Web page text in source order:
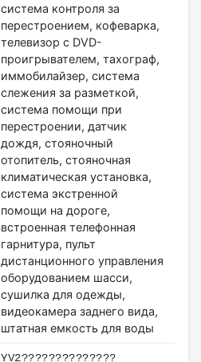
система контроля за
перестроением, кофеварка,
телевизор с DVD-
проигрывателем, тахограф,
иммобилайзер, система
слежения за разметкой,
система помощи при
перестроении, датчик
дождя, стояночный
отопитель, стояночная
климатическая установка,
система экстренной
помощи на дороге,
встроенная телефонная
гарнитура, пульт
дистанционного управления
оборудованием шасси,
сушилка для одежды,
видеокамера заднего вида,
штатная емкость для воды
YV2??????????????